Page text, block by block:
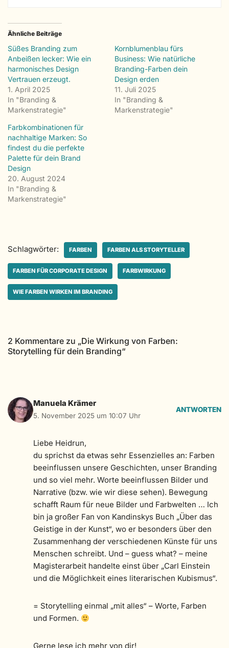
Ähnliche Beiträge
Süßes Branding zum
Anbeißen lecker: Wie ein
harmonisches Design
Vertrauen erzeugt.
1. April 2025
In "Branding &
Markenstrategie"
Kornblumenblau fürs
Business: Wie natürliche
Branding-Farben dein
Design erden
11. Juli 2025
In "Branding &
Markenstrategie"
Farbkombinationen für
nachhaltige Marken: So
findest du die perfekte
Palette für dein Brand
Design
20. August 2024
In "Branding &
Markenstrategie"
Schlagwörter: FARBEN FARBEN ALS STORYTELLER
FARBEN FÜR CORPORATE DESIGN FARBWIRKUNG
WIE FARBEN WIRKEN IM BRANDING
2 Kommentare zu „Die Wirkung von Farben:
Storytelling für dein Branding“
Manuela Krämer
5. November 2025 um 10:07 Uhr
ANTWORTEN
Liebe Heidrun,
du sprichst da etwas sehr Essenzielles an: Farben
beeinflussen unsere Geschichten, unser Branding
und so viel mehr. Worte beeinflussen Bilder und
Narrative (bzw. wie wir diese sehen). Bewegung
schafft Raum für neue Bilder und Farbwelten … Ich
bin ja großer Fan von Kandinskys Buch „Über das
Geistige in der Kunst“, wo er besonders über den
Zusammenhang der verschiedenen Künste für uns
Menschen schreibt. Und – guess what? – meine
Magisterarbeit handelte einst über „Carl Einstein
und die Möglichkeit eines literarischen Kubismus“.
= Storytelling einmal „mit alles“ – Worte, Farben
und Formen.
Gerne lese ich mehr von dir!